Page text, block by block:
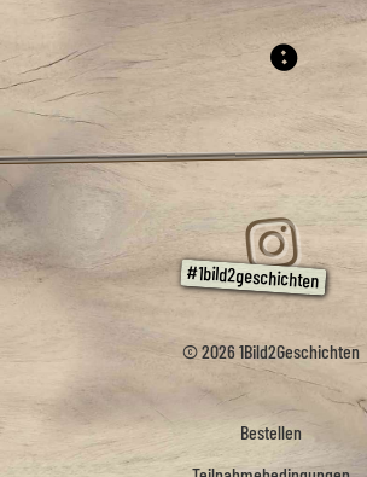
© 2026 1Bild2Geschichten
Bestellen